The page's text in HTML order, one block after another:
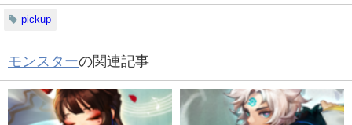
pickup
モンスターの関連記事